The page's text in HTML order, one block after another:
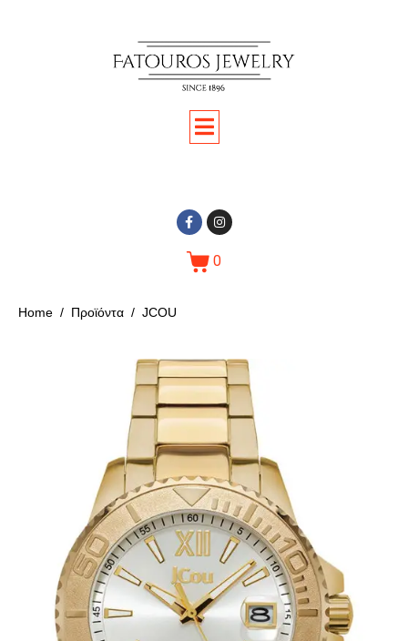
0
Home Προϊόντα JCOU